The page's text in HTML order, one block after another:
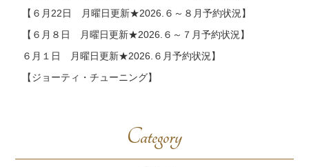
【６月22日 月曜日更新★2026.６～８月予約状況】
【６月８日 月曜日更新★2026.６～７月予約状況】
６月１日 月曜日更新★2026.６月予約状況】
【ジョーティ・チューニング】
Category